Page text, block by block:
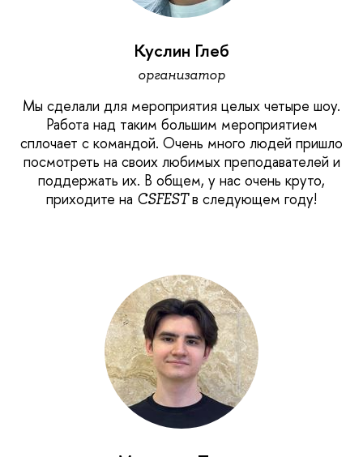
Куслин Глеб
организатор
Мы сделали для мероприятия целых четыре шоу.
Работа над таким большим мероприятием
сплочает с командой. Очень много людей пришло
посмотреть на своих любимых преподавателей и
поддержать их. В общем, у нас очень круто,
приходите на CSFESTв следующем году!